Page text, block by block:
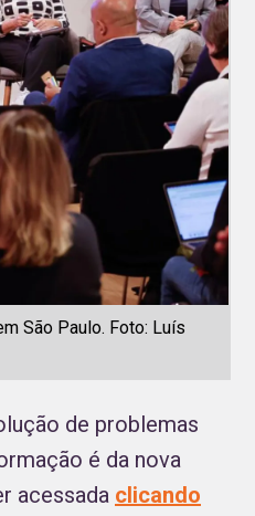
São Paulo. Foto: Luís
de problemas
é da nova
acessada clicando